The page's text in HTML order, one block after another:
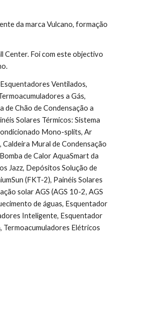
da marca Vulcano, formação
Center. Foi com este objectivo
a Gás,
de Chão de Condensação a
Solares Térmicos: Sistema
Mono-splits, Ar
Mural de Condensação
de Calor AquaSmart da
Jazz, Depósitos Solução de
(FKT-2), Painéis Solares
solar AGS (AGS 10-2, AGS
de águas, Esquentador
Inteligente, Esquentador
Termoacumuladores Elétricos